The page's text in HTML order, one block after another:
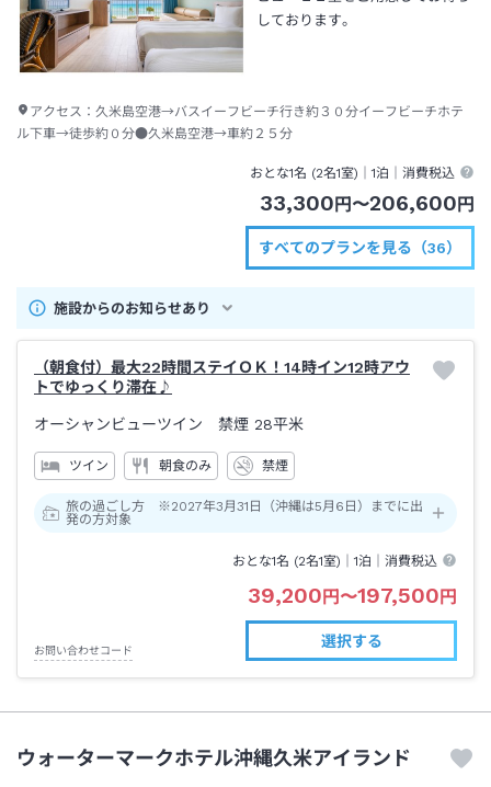
しております。
アクセス： 久米島空港→バスイーフビーチ行き約３０分イーフビーチホテ
ル下車→徒歩約０分●久米島空港→車約２５分
おとな1名 (2名1室)｜1泊 ｜消費税込
33,300 円 〜206,600 円
すべてのプランを見る（36）
施設からのお知らせあり
（朝食付）最大22時間ステイＯＫ！14時イン12時アウ
トでゆっくり滞在♪
オーシャンビューツイン 禁煙 28平米
ツイン 朝食のみ 禁煙
旅の過ごし方 ※2027年3月31日（沖縄は5月6日）までに出
発の方対象
おとな1名 (2名1室)｜1泊 ｜消費税込
39,200 円 〜197,500 円
お問い合わせコード
選択する
ウォーターマークホテル沖縄久米アイランド